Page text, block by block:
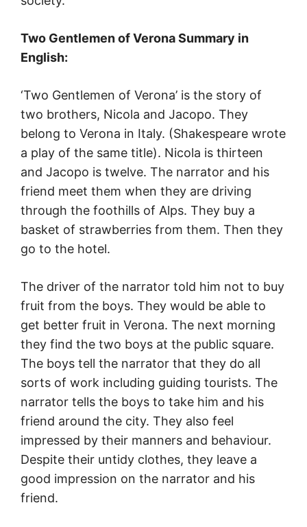
Two Gentlemen of Verona Summary in
English:
‘Two Gentlemen of Verona’ is the story of
two brothers, Nicola and Jacopo. They
belong to Verona in Italy. (Shakespeare wrote
a play of the same title). Nicola is thirteen
and Jacopo is twelve. The narrator and his
friend meet them when they are driving
through the foothills of Alps. They buy a
basket of strawberries from them. Then they
go to the hotel.
The driver of the narrator told him not to buy
fruit from the boys. They would be able to
get better fruit in Verona. The next morning
they find the two boys at the public square.
The boys tell the narrator that they do all
sorts of work including guiding tourists. The
narrator tells the boys to take him and his
friend around the city. They also feel
impressed by their manners and behaviour.
Despite their untidy clothes, they leave a
good impression on the narrator and his
friend.